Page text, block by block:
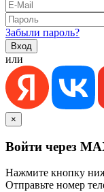
Забыли пароль?
или
×
Войти через
Нажмите кнопку
Отправьте номер